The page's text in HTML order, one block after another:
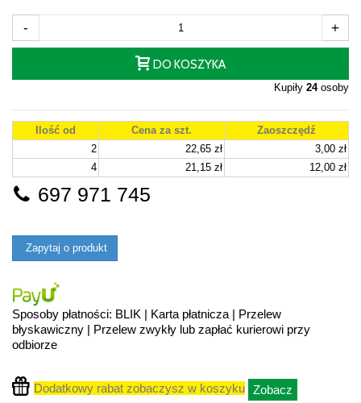
- +
DO KOSZYKA
Kupiły 24osoby
Ilość od Cena za szt.
Zaoszczędź
2
22,65 zł
3,00 zł
4
21,15 zł 12,00 zł
697 971 745
Zapytaj o produkt
Sposoby płatności: BLIK | Karta płatnicza | Przelew
błyskawiczny | Przelew zwykły lub zapłać kurierowi przy
odbiorze
Dodatkowy rabat zobaczysz w koszyku Zobacz